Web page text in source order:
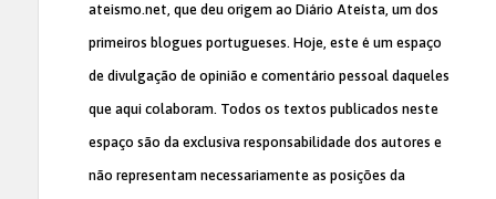
ateismo.net, que deu origem ao Diário Ateísta, um dos
primeiros blogues portugueses. Hoje, este é um espaço
de divulgação de opinião e comentário pessoal daqueles
que aqui colaboram. Todos os textos publicados neste
espaço são da exclusiva responsabilidade dos autores e
não representam necessariamente as posições da